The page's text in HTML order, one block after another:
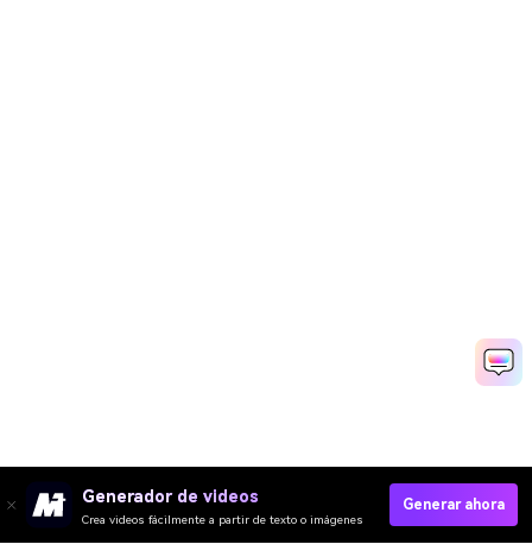
Generador de videos
Crea videos fácilmente a partir de texto o imágenes
Generar ahora